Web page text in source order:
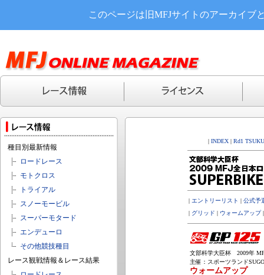
このページは旧MFJサイトのアーカイブ
種目別最新情報
ロードレース
モトクロス
トライアル
スノーモービル
スーパーモタード
エンデューロ
その他競技種目
レース観戦情報＆レース結果
| INDEX | Rd1
| エントリーリスト | 公式予
| グリッド | ウォームアップ
文部科学大臣杯 2009年
主催：スポーツランド
ウォームアップ